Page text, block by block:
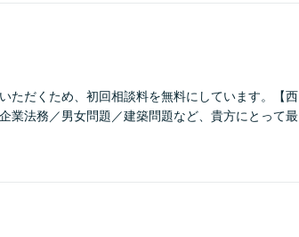
ただくため、初回相談料を無料にしています。【西
業法務／男女問題／建築問題など、貴方にとって最